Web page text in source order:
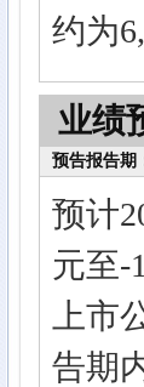
约为
业绩
预告报告期
预计
元至-
上市
告期